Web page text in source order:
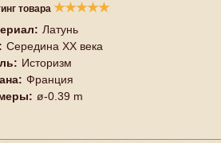
товара ★★★★★
Латунь
Середина XX векa
Историзм
Франция
ø-0.39 m